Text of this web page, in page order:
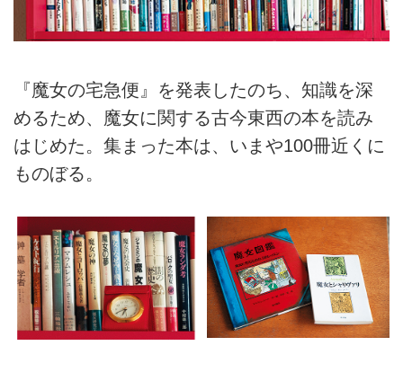
『魔女の宅急便』を発表したのち、知識を深
めるため、魔女に関する古今東西の本を読み
はじめた。集まった本は、いまや100冊近くに
ものぼる。